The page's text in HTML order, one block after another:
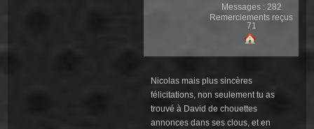
Messages : 282
Remerciements reçus
71
Nicolas mais plus sincères
félicitations, non seulement tu as
trouvé à David de chouettes
annonces dans ses clous, et en